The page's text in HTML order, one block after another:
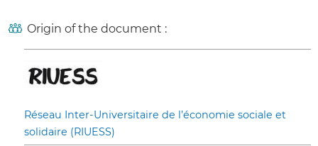
Origin of the document :
Réseau Inter-Universitaire de l’économie sociale et
solidaire (RIUESS)